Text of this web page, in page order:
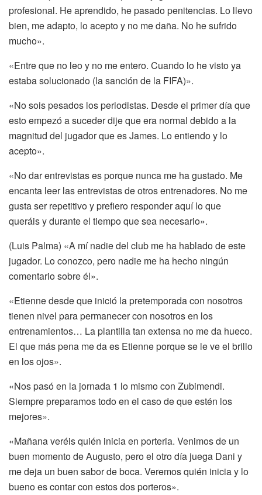
profesional. He aprendido, he pasado penitencias. Lo llevo
bien, me adapto, lo acepto y no me daña. No he sufrido
mucho».
«Entre que no leo y no me entero. Cuando lo he visto ya
estaba solucionado (la sanción de la FIFA)».
«No sois pesados los periodistas. Desde el primer día que
esto empezó a suceder dije que era normal debido a la
magnitud del jugador que es James. Lo entiendo y lo
acepto».
«No dar entrevistas es porque nunca me ha gustado. Me
encanta leer las entrevistas de otros entrenadores. No me
gusta ser repetitivo y prefiero responder aquí lo que
queráis y durante el tiempo que sea necesario».
(Luis Palma) «A mí nadie del club me ha hablado de este
jugador. Lo conozco, pero nadie me ha hecho ningún
comentario sobre él».
«Etienne desde que inició la pretemporada con nosotros
tienen nivel para permanecer con nosotros en los
entrenamientos… La plantilla tan extensa no me da hueco.
El que más pena me da es Etienne porque se le ve el brillo
en los ojos».
«Nos pasó en la jornada 1 lo mismo con Zubimendi.
Siempre preparamos todo en el caso de que estén los
mejores».
«Mañana veréis quién inicia en porteria. Venimos de un
buen momento de Augusto, pero el otro día juega Dani y
me deja un buen sabor de boca. Veremos quién inicia y lo
bueno es contar con estos dos porteros».